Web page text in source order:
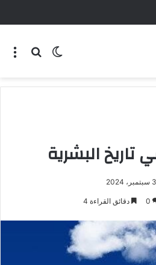
البشرية
0 دقائق القراءة 4